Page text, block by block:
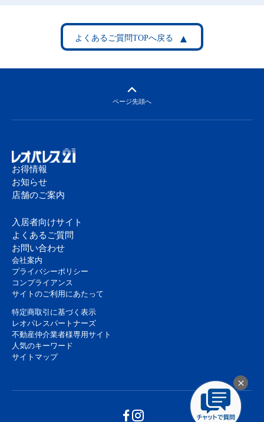
ページ先頭へ
お得情報
お知らせ
店舗のご案内
入居者向けサイト
よくあるご質問
お問い合わせ
会社案内
プライバシーポリシー
コンプライアンス
サイトのご利用にあたって
特定商取引に基づく表示
レオパレスパートナーズ
不動産仲介業者様専用サイト
人気のキーワード
サイトマップ